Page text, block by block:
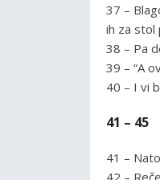
37 –
ih za stol
38 – Pa
39 – “A
40 – I vi
41 – 45
41 –
42 –